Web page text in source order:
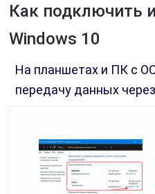
Как подключить
Windows 10
На планшетах и ПК с
передачу данных